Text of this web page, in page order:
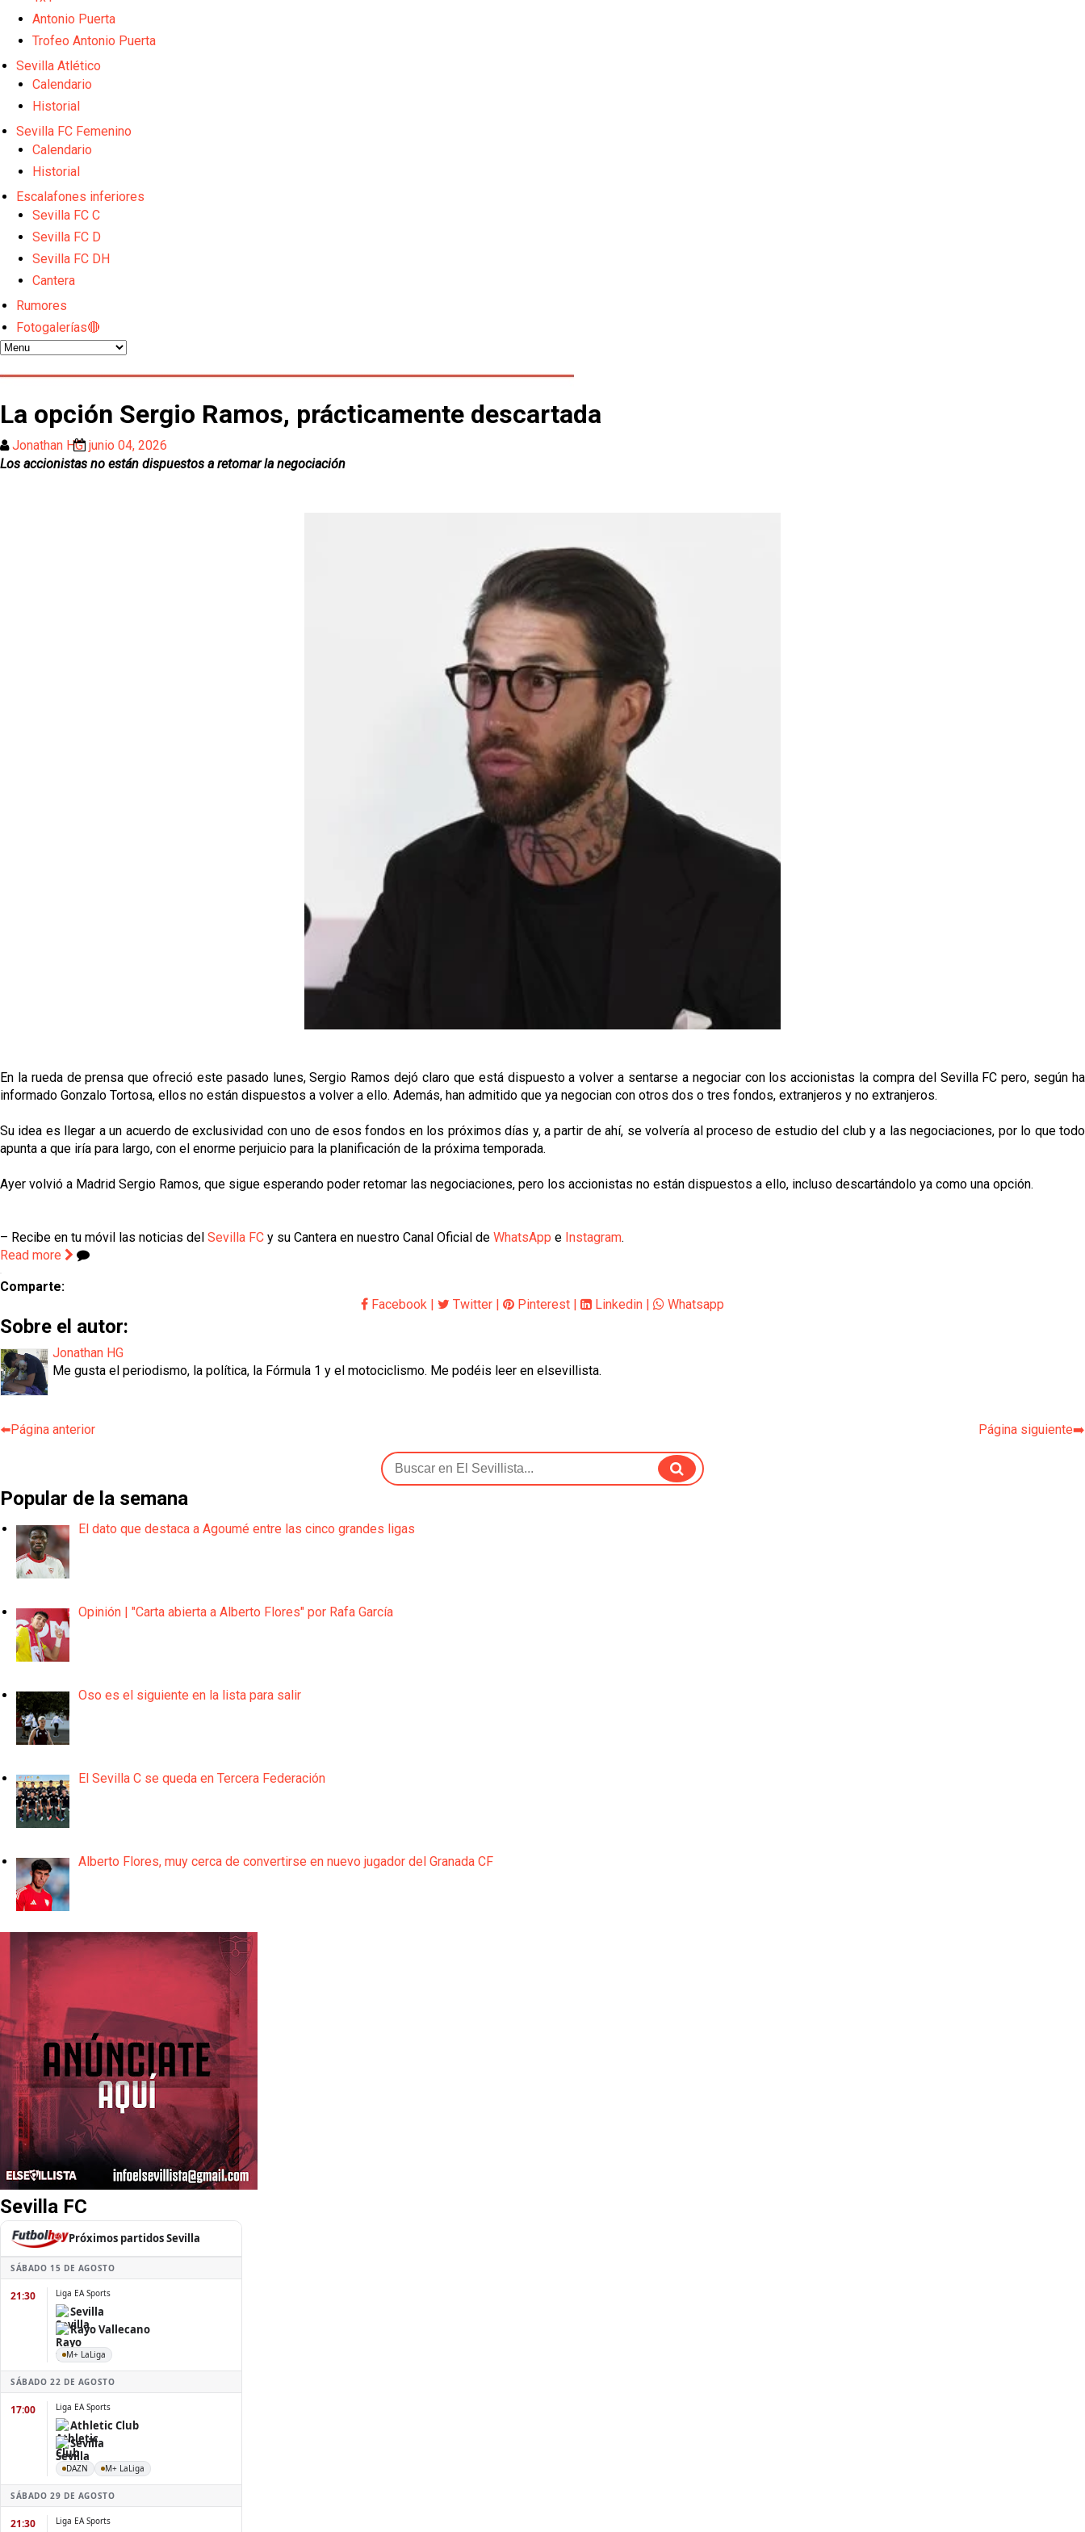
El Granada negocia con el Sevilla FC por Alberto Flores
El Sevilla continúa con despidos y rechaza una oferta de 420 millones por el club
El Sevilla FC cierra el fichaje de Robbie Ure
La revolución de José Ignacio Navarro en el Sevilla FC
Antonio Puerta
Trofeo Antonio Puerta
Sevilla Atlético
Calendario
Historial
Sevilla FC Femenino
Calendario
Historial
Escalafones inferiores
Sevilla FC C
Sevilla FC D
Sevilla FC DH
Cantera
Rumores
Fotogalerías🔴
La opción Sergio Ramos, prácticamente descartada
Jonathan HG junio 04, 2026
Los accionistas no están dispuestos a retomar la negociación
En la rueda de prensa que ofreció este pasado lunes, Sergio Ramos dejó claro que está dispuesto a volver a sentarse a negociar con los accionistas la compra del Sevilla FC pero, según ha
informado Gonzalo Tortosa, ellos no están dispuestos a volver a ello. Además, han admitido que ya negocian con otros dos o tres fondos, extranjeros y no extranjeros.
Su idea es llegar a un acuerdo de exclusividad con uno de esos fondos en los próximos días y, a partir de ahí, se volvería al proceso de estudio del club y a las negociaciones, por lo que todo
apunta a que iría para largo, con el enorme perjuicio para la planificación de la próxima temporada.
Ayer volvió a Madrid Sergio Ramos, que sigue esperando poder retomar las negociaciones, pero los accionistas no están dispuestos a ello, incluso descartándolo ya como una opción.
– Recibe en tu móvil las noticias del Sevilla FC y su Cantera en nuestro Canal Oficial de WhatsApp e Instagram.
Read more
Comparte:
Facebook | Twitter | Pinterest | Linkedin | Whatsapp
Sobre el autor:
Jonathan HG
Me gusta el periodismo, la política, la Fórmula 1 y el motociclismo. Me podéis leer en elsevillista.
⬅️Página anterior Página siguiente➡️
Popular de la semana
El dato que destaca a Agoumé entre las cinco grandes ligas
Opinión | "Carta abierta a Alberto Flores" por Rafa García
Oso es el siguiente en la lista para salir
El Sevilla C se queda en Tercera Federación
Alberto Flores, muy cerca de convertirse en nuevo jugador del Granada CF
Sevilla FC